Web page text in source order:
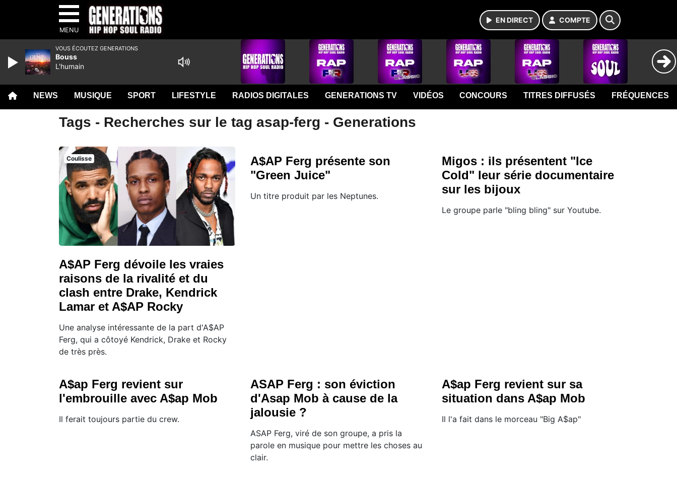
MENU
EN DIRECT COMPTE
NEWS MUSIQUE SPORT LIFESTYLE RADIOS DIGITALES GENERATIONS TV VIDÉOS CONCOURS TITRES DIFFUSÉS FRÉQUENCES
Tags - Recherches sur le tag asap-ferg - Generations
Coulisse
A$AP Ferg dévoile les vraies
raisons de la rivalité et du
clash entre Drake, Kendrick
Lamar et A$AP Rocky
Une analyse intéressante de la part d'A$AP
Ferg, qui a côtoyé Kendrick, Drake et Rocky
de très près.
A$AP Ferg présente son
"Green Juice"
Un titre produit par les Neptunes.
Migos : ils présentent "Ice
Cold" leur série documentaire
sur les bijoux
Le groupe parle "bling bling" sur Youtube.
A$ap Ferg revient sur
l'embrouille avec A$ap Mob
Il ferait toujours partie du crew.
ASAP Ferg : son éviction
d'Asap Mob à cause de la
jalousie ?
ASAP Ferg, viré de son groupe, a pris la
parole en musique pour mettre les choses au
clair.
A$ap Ferg revient sur sa
situation dans A$ap Mob
Il l'a fait dans le morceau "Big A$ap"
VOUS ÉCOUTEZ GENERATIONS
Bouss
L'humain